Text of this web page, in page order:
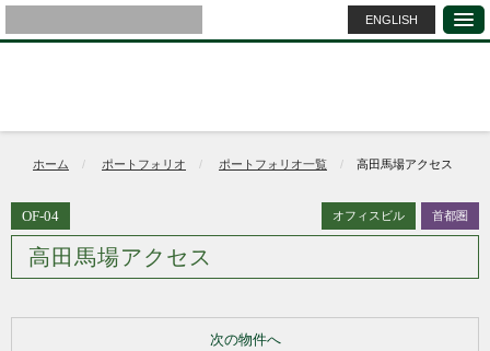
ENGLISH
ホーム ポートフォリオ ポートフォリオ一覧 高田馬場アクセス
高田馬場アクセス
OF-04 オフィスビル 首都圏
次の物件へ